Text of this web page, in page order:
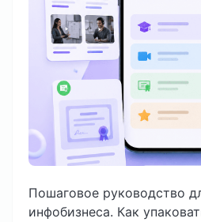
Пошаговое руководство
инфобизнеса. Как